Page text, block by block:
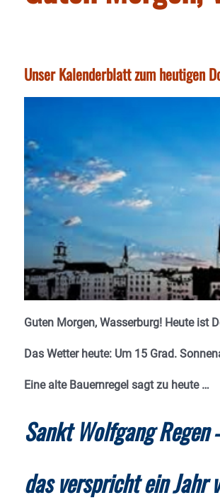
Unser Kalenderblatt zum heutigen
Guten Morgen, Wasserburg! Heute ist
Das Wetter heute: Um 15 Grad.
Eine alte Bauernregel sagt zu heute …
Sankt Wolfgang Regen
das verspricht ein Jahr